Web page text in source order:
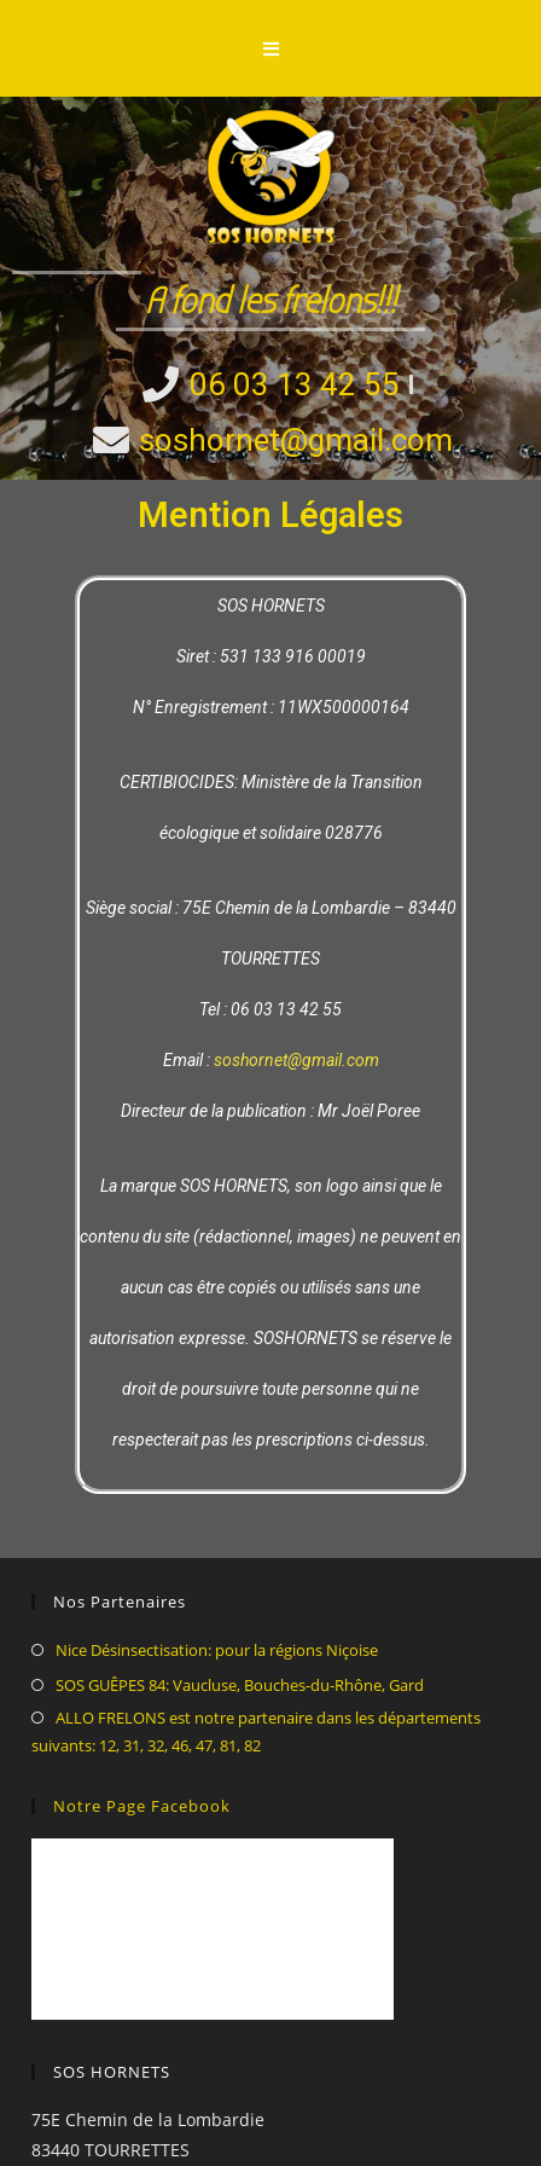
A fond les frelons!!!
06 03 13 42 55
soshornet@gmail.com
Mention Légales
SOS HORNETS
Siret : 531 133 916 00019
N° Enregistrement : 11WX500000164
CERTIBIOCIDES: Ministère de la Transition
écologique et solidaire 028776
Siège social : 75E Chemin de la Lombardie – 83440
TOURRETTES
Tel : 06 03 13 42 55
Email :soshornet@gmail.com
Directeur de la publication : Mr Joël Poree
La marque SOS HORNETS, son logo ainsi que le
contenu du site (rédactionnel, images) ne peuvent en
aucun cas être copiés ou utilisés sans une
autorisation expresse. SOSHORNETS se réserve le
droit de poursuivre toute personne qui ne
respecterait pas les prescriptions ci-dessus.
Nos Partenaires
Nice Désinsectisation: pour la régions Niçoise
SOS GUÊPES 84: Vaucluse, Bouches-du-Rhône, Gard
ALLO FRELONS est notre partenaire dans les départements
suivants: 12, 31, 32, 46, 47, 81, 82
Notre Page Facebook
SOS HORNETS
75E Chemin de la Lombardie
83440 TOURRETTES